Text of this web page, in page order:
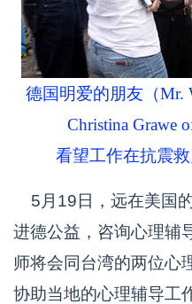
德国明爱的朋友（Mr.
Christina Grawe
看望工作在抗震
5月19日，远在美国
进德公益，咨询心理辅
师将会同台湾的两位心
协助当地的心理辅导工